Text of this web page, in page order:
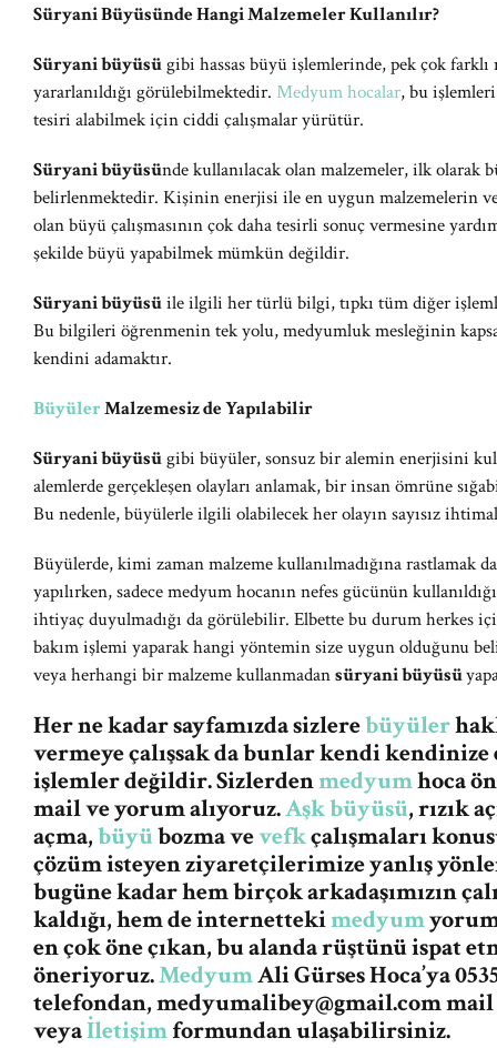
Süryani Büyüsünde Hangi Malzemeler Kullanılır?
Süryani büyüsügibi hassas büyü işlemlerinde, pek çok
yararlanıldığı görülebilmektedir. Medyum hocalar, bu
tesiri alabilmek için ciddi çalışmalar yürütür.
Süryani büyüsünde kullanılacak olan malzemeler, ilk olarak
belirlenmektedir. Kişinin enerjisi ile en uygun malzemelerin
olan büyü çalışmasının çok daha tesirli sonuç vermesine
şekilde büyü yapabilmek mümkün değildir.
Süryani büyüsüile ilgili her türlü bilgi, tıpkı tüm diğer
Bu bilgileri öğrenmenin tek yolu, medyumluk mesleğinin
kendini adamaktır.
BüyülerMalzemesiz de Yapılabilir
Süryani büyüsügibi büyüler, sonsuz bir alemin enerjisini
alemlerde gerçekleşen olayları anlamak, bir insan ömrüne
Bu nedenle, büyülerle ilgili olabilecek her olayın sayısız
Büyülerde, kimi zaman malzeme kullanılmadığına rastlamak
yapılırken, sadece medyum hocanın nefes gücünün
ihtiyaç duyulmadığı da görülebilir. Elbette bu durum herkes
bakım işlemi yaparak hangi yöntemin size uygun olduğunu
veya herhangi bir malzeme kullanmadansüryani büyüsü
Her ne kadar sayfamızda sizlerebüyüler
vermeye çalışsak da bunlar kendi
işlemler değildir. Sizlerdenmedyumhoca
mail ve yorum alıyoruz.Aşk büyüsü, rızık
açma,büyübozma vevefkçalışmaları
çözüm isteyen ziyaretçilerimize yanlış
bugüne kadar hem birçok arkadaşımızın
kaldığı, hem de internettekimedyum
en çok öne çıkan, bu alanda rüştünü ispat
öneriyoruz.MedyumAli Gürses Hoca’ya
telefondan,medyumalibey@gmail.commail
veyaİletişimformundan ulaşabilirsiniz.